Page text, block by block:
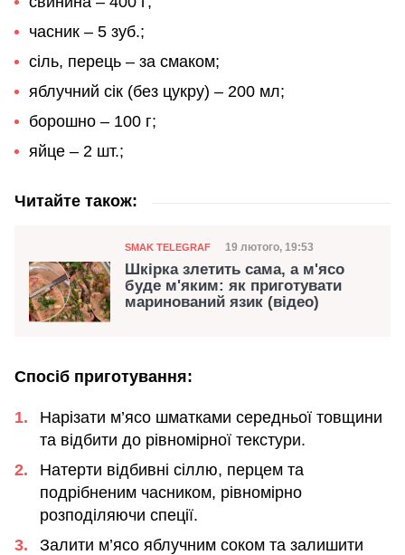
часник – 5 зуб.;
сіль, перець – за смаком;
яблучний сік (без цукру) – 200 мл;
борошно – 100 г;
яйце – 2 шт.;
Читайте також:
Категорія
SMAK TELEGRAF Дата публікації
19 лютого, 19:53
Шкірка злетить сама, а м'ясо
буде м'яким: як приготувати
маринований язик (відео)
Спосіб приготування:
Нарізати м’ясо шматками середньої товщини
та відбити до рівномірної текстури.
Натерти відбивні сіллю, перцем та
подрібненим часником, рівномірно
розподіляючи спеції.
Залити м’ясо яблучним соком та залишити